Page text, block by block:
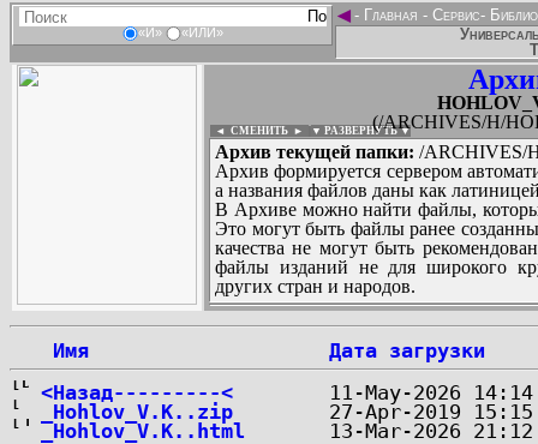
«И» «ИЛИ»
◄- Главная - Сервис-
(/ARCHIVES/H/
◄ СМЕНИТЬ ► ▼ РАЗВЕРНУТЬ ▼
Архив текущей папки: /ARCHIVES/
Архив формируется сервером
а названия файлов даны как
В Архиве можно найти файлы,
Это могут быть файлы ранее
качества не могут быть
файлы изданий не для широкого
других стран и народов.
Имя
Дата загрузки
<Назад---------<
_Hohlov_V.K..zip
_Hohlov_V.K..html